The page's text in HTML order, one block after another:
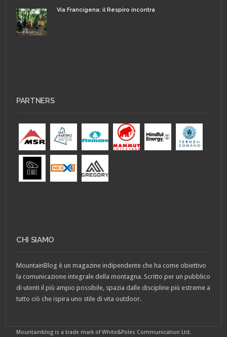
Via Francigena: il Respiro incontra
PARTNERS
CHI SIAMO
MountainBlog è un magazine indipendente che ha come obiettivo
la comunicazione integrale della montagna. Scritto per un pubblico
di utenti il più ampio possibile, spazia dalle discipline più estreme a
tutto ciò che ispira uno stile di vita outdoor.
Mountainblog is a trade mark of White&Poles Communication Ltd.